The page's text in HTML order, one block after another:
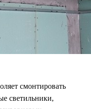
смонтировать
светильники,